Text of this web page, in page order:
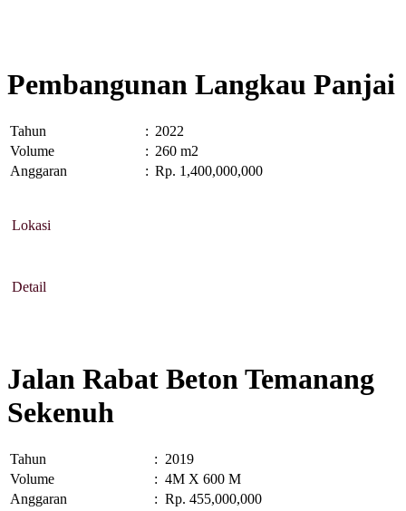
Pembangunan Langkau Panjai
Tahun : 2022
Volume
: 260 m2
Anggaran
: Rp. 1,400,000,000
Lokasi
Detail
Jalan Rabat Beton Temanang
Sekenuh
Tahun : 2019
Volume
: 4M X 600 M
Anggaran
: Rp. 455,000,000